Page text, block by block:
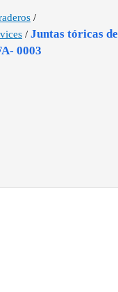
/
/ Juntas tóricas de
0003